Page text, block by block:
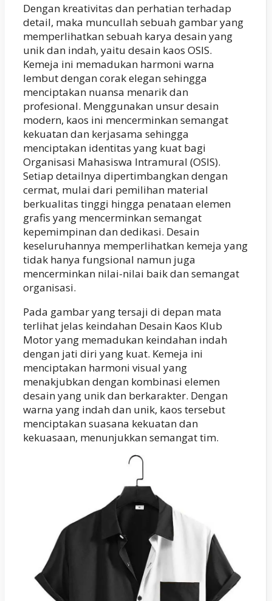
Dengan kreativitas dan perhatian terhadap
detail, maka muncullah sebuah gambar yang
memperlihatkan sebuah karya desain yang
unik dan indah, yaitu desain kaos OSIS.
Kemeja ini memadukan harmoni warna
lembut dengan corak elegan sehingga
menciptakan nuansa menarik dan
profesional. Menggunakan unsur desain
modern, kaos ini mencerminkan semangat
kekuatan dan kerjasama sehingga
menciptakan identitas yang kuat bagi
Organisasi Mahasiswa Intramural (OSIS).
Setiap detailnya dipertimbangkan dengan
cermat, mulai dari pemilihan material
berkualitas tinggi hingga penataan elemen
grafis yang mencerminkan semangat
kepemimpinan dan dedikasi. Desain
keseluruhannya memperlihatkan kemeja yang
tidak hanya fungsional namun juga
mencerminkan nilai-nilai baik dan semangat
organisasi.
Pada gambar yang tersaji di depan mata
terlihat jelas keindahan Desain Kaos Klub
Motor yang memadukan keindahan indah
dengan jati diri yang kuat. Kemeja ini
menciptakan harmoni visual yang
menakjubkan dengan kombinasi elemen
desain yang unik dan berkarakter. Dengan
warna yang indah dan unik, kaos tersebut
menciptakan suasana kekuatan dan
kekuasaan, menunjukkan semangat tim.